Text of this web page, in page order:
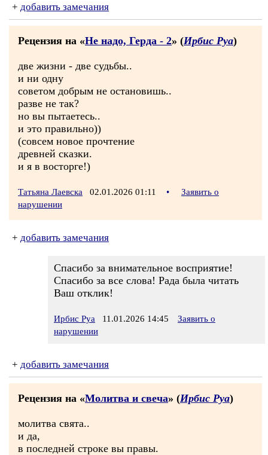
+ добавить замечания
Рецензия на «Не надо, Герда - 2» (Ирбис Руа)
две жизни - две судьбы..
и ни одну
советом добрым не остановишь..
разве не так?
но вы пытаетесь..
и это правильно))
(совсем новое прочтение
древней сказки.
и я в восторге!)
Татьяна Лаевска 02.01.2026 01:11 •
Заявить о
нарушении
+ добавить замечания
Спасибо за внимательное восприятие!
Спасибо за все слова! Рада была читать
Ваш отклик!
Ирбис Руа 11.01.2026 14:45
Заявить о
нарушении
+ добавить замечания
Рецензия на «Молитва и свеча» (Ирбис Руа)
молитва свята..
и да,
в последней строке вы правы.